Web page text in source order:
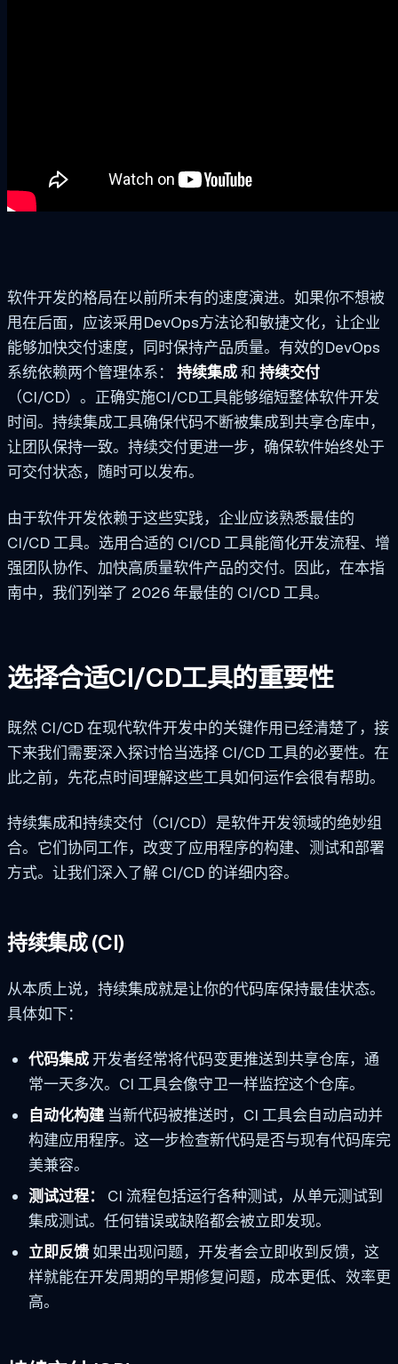
软件开发的格局在以前所未有的速度演进。如果你不想被
甩在后面，应该采用DevOps方法论和敏捷文化，让企业
能够加快交付速度，同时保持产品质量。有效的DevOps
系统依赖两个管理体系： 持续集成和 持续交付
（CI/CD）。正确实施CI/CD工具能够缩短整体软件开发
时间。持续集成工具确保代码不断被集成到共享仓库中，
让团队保持一致。持续交付更进一步，确保软件始终处于
可交付状态，随时可以发布。
由于软件开发依赖于这些实践，企业应该熟悉最佳的
CI/CD 工具。选用合适的 CI/CD 工具能简化开发流程、增
强团队协作、加快高质量软件产品的交付。因此，在本指
南中，我们列举了 2026 年最佳的 CI/CD 工具。
选择合适CI/CD工具的重要性
既然 CI/CD 在现代软件开发中的关键作用已经清楚了，接
下来我们需要深入探讨恰当选择 CI/CD 工具的必要性。在
此之前，先花点时间理解这些工具如何运作会很有帮助。
持续集成和持续交付（CI/CD）是软件开发领域的绝妙组
合。它们协同工作，改变了应用程序的构建、测试和部署
方式。让我们深入了解 CI/CD 的详细内容。
持续集成 (CI)
从本质上说，持续集成就是让你的代码库保持最佳状态。
具体如下：
代码集成开发者经常将代码变更推送到共享仓库，通
常一天多次。CI 工具会像守卫一样监控这个仓库。
自动化构建当新代码被推送时，CI 工具会自动启动并
构建应用程序。这一步检查新代码是否与现有代码库完
美兼容。
测试过程：
CI 流程包括运行各种测试，从单元测试到
集成测试。任何错误或缺陷都会被立即发现。
立即反馈如果出现问题，开发者会立即收到反馈，这
样就能在开发周期的早期修复问题，成本更低、效率更
高。